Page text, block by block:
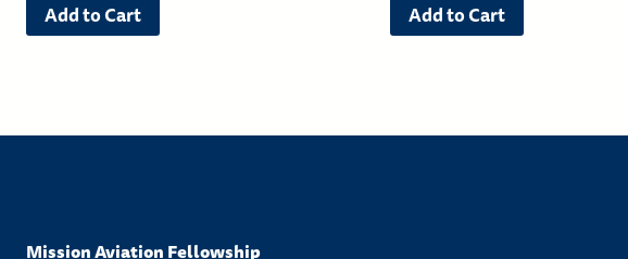
Add to Cart Add to Cart
Mission Aviation Fellowship